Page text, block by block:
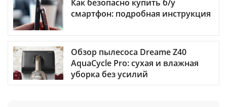
Как безопасно купить б/у
смартфон: подробная инструкция
Обзор пылесоса Dreame Z40
AquaCycle Pro: сухая и влажная
уборка без усилий